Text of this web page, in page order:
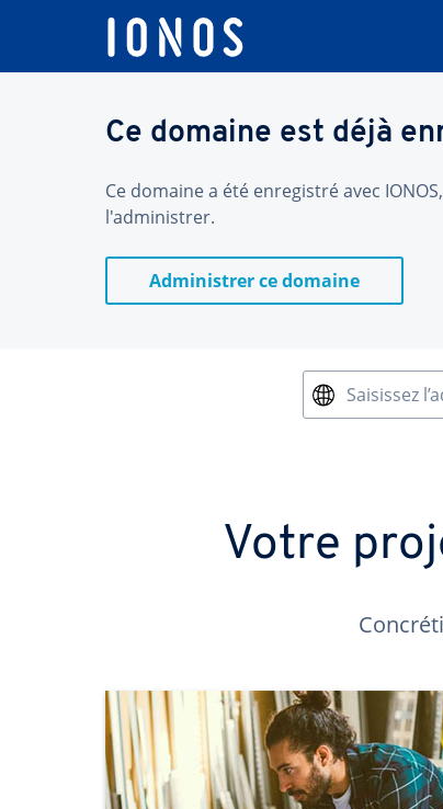
Ce domaine est déjà
Ce domaine a été enregistré avec
l'administrer.
Administrer ce domaine
Saisissez
Votre